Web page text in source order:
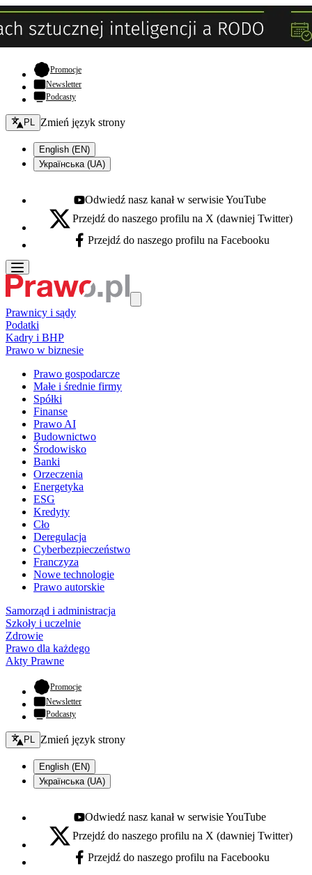
Promocje- otwiera się w nowej karcie
Newsletter
Podcasty
Zmień język - bieżący:
PL Zmień język strony
English (EN)
Українська (UA)
Youtube - otwiera się w nowej karcie
Odwiedź nasz kanał w serwisie YouTube
X - otwiera się w nowej karcie
Przejdź do naszego profilu na X (dawniej Twitter)
Facebook - otwiera się w nowej karcie
Przejdź do naszego profilu na Facebooku
Prawnicy i sądy
Podatki
Kadry i BHP
Prawo w biznesie
Prawo gospodarcze
Małe i średnie firmy
Spółki
Finanse
Prawo AI
Budownictwo
Środowisko
Banki
Orzeczenia
Energetyka
ESG
Kredyty
Cło
Deregulacja
Cyberbezpieczeństwo
Franczyza
Nowe technologie
Prawo autorskie
Samorząd i administracja
Szkoły i uczelnie
Zdrowie
Prawo dla każdego
Akty Prawne
Promocje- otwiera się w nowej karcie
Newsletter
Podcasty
Zmień język - bieżący:
PL Zmień język strony
English (EN)
Українська (UA)
Youtube - otwiera się w nowej karcie
Odwiedź nasz kanał w serwisie YouTube
X - otwiera się w nowej karcie
Przejdź do naszego profilu na X (dawniej Twitter)
Facebook - otwiera się w nowej karcie
Przejdź do naszego profilu na Facebooku